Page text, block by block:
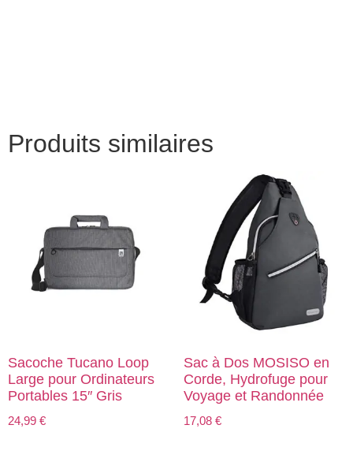
Produits similaires
Sacoche Tucano Loop
Large pour Ordinateurs
Portables 15″ Gris
24,99 €
Sac à Dos MOSISO en
Corde, Hydrofuge pour
Voyage et Randonnée
17,08 €